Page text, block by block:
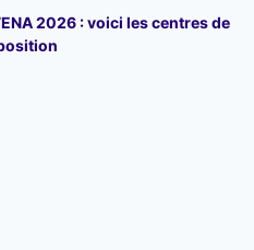
2026 : voici les centres de